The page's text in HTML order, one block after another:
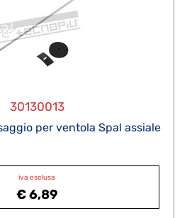
30130013
per ventola Spal assiale
iva esclusa
€ 6,89